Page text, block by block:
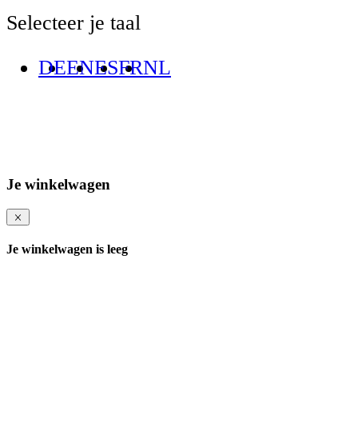
Selecteer je taal
DEENESFRNL
Je winkelwagen
Je winkelwagen is leeg